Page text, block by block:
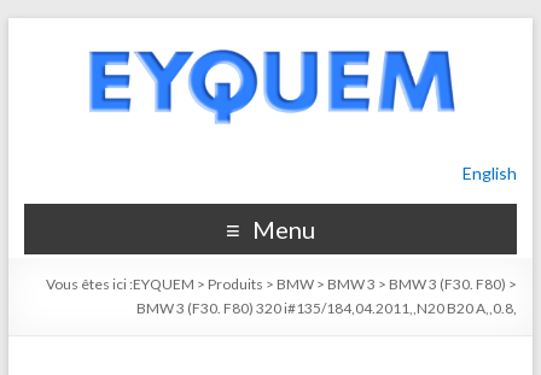
English
Menu
Vous êtes ici :EYQUEM > Produits > BMW > BMW 3 > BMW 3 (F30. F80) >
BMW 3 (F30. F80) 320 i#135/184,04.2011,,N20 B20 A,,0.8,